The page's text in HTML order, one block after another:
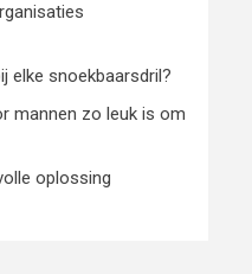
elke snoekbaarsdril?
mannen zo leuk is om
oplossing